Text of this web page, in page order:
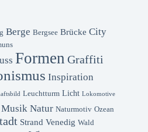
Berge Bergsee Brücke City
Formen Graffiti
Inspiration
Leuchtturm Licht Lokomotive
Musik Natur Naturmotiv Ozean
Strand Venedig Wald